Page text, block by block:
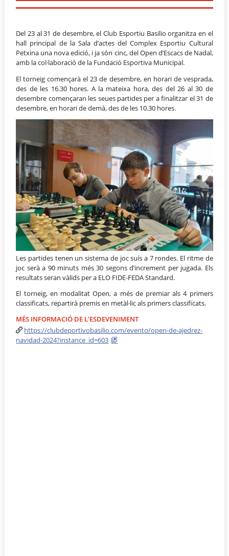
Del 23 al 31 de desembre, el Club Esportiu Basilio organitza en el
hall principal de la Sala d’actes del Complex Esportiu Cultural
Petxina una nova edició, i ja són cinc, del Open d’Escacs de Nadal,
amb la col·laboració de la Fundació Esportiva Municipal.
El torneig començarà el 23 de desembre, en horari de vesprada,
des de les 16.30 hores. A la mateixa hora, des del 26 al 30 de
desembre començaran les seues partides per a finalitzar el 31 de
desembre, en horari de demà, des de les 10.30 hores.
Les partides tenen un sistema de joc suís a 7 rondes. El ritme de
joc serà a 90 minuts més 30 segons d’increment per jugada. Els
resultats seran vàlids per a ELO FIDE-FEDA Standard.
El torneig, en modalitat Open, a més de premiar als 4 primers
classificats, repartirà premis en metàl·lic als primers classificats.
MÉS INFORMACIÓ DE L'ESDEVENIMENT
https://clubdeportivobasilio.com/evento/open-de-ajedrez-
navidad-2024?instance_id=603